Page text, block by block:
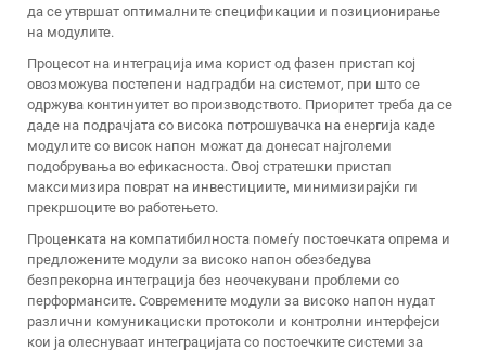
да се утвршат оптималните спецификации и позиционирање
на модулите.
Процесот на интеграција има корист од фазен пристап кој
овозможува постепени надградби на системот, при што се
одржува континуитет во производството. Приоритет треба да се
даде на подрачјата со висока потрошувачка на енергија каде
модулите со висок напон можат да донесат најголеми
подобрувања во ефикасноста. Овој стратешки пристап
максимизира поврат на инвестициите, минимизирајќи ги
прекршоците во работењето.
Проценката на компатибилноста помеѓу постоечката опрема и
предложените модули за високо напон обезбедува
безпрекорна интеграција без неочекувани проблеми со
перформансите. Современите модули за високо напон нудат
различни комуникациски протоколи и контролни интерфејси
кои ја олеснуваат интеграцијата со постоечките системи за